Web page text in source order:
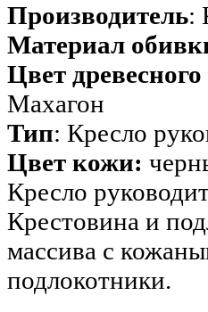
Производитель:
Материал
Цвет древесного
Махагон
Тип: Кресло
Цвет кожи:
Кресло
Крестовина и
массива с
подлокотники.